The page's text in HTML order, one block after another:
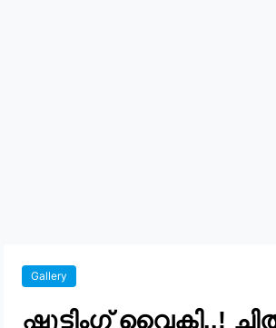
Gallery
ഷൂട്ടിംഗ് വൈകി..!